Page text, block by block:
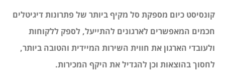
קונסיסט כיום מספקת סל מקיף ביותר של פתרונות דיגיטלים
חכמים המאפשרים לארגונים להתייעל, לספק ללקוחות
ולעובדי הארגון את חווית השירות המיידית והטובה ביותר,
לחסוך בהוצאות וכן להגדיל את היקף המכירות.